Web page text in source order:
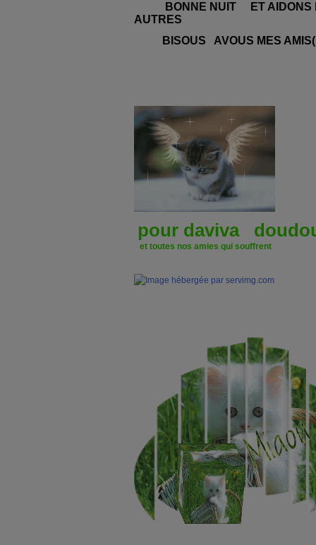
BONNE NUIT ET AIDONS
AUTRES
BISOUS AVOUS MES
pour daviva
et toutes nos amies qui souffrent